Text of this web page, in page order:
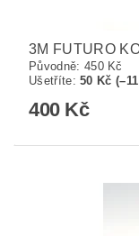
3M FUTURO
Původně: 450 Kč
Ušetříte:50 Kč
400 Kč